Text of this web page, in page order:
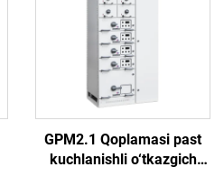
GPM2.1 Qoplamasi past
kuchlanishli o‘tkazgich